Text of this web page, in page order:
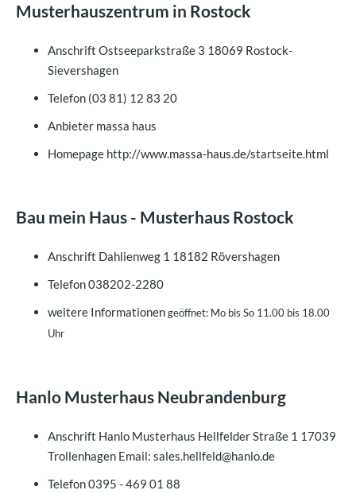
Musterhauszentrum in Rostock
Anschrift Ostseeparkstraße 3 18069 Rostock-
Sievershagen
Telefon (03 81) 12 83 20
Anbieter massa haus
Homepage http://www.massa-haus.de/startseite.html
Bau mein Haus - Musterhaus Rostock
Anschrift Dahlienweg 1 18182 Rövershagen
Telefon038202-2280
weitere Informationen geöffnet: Mo bis So 11.00 bis 18.00
Uhr
Hanlo Musterhaus Neubrandenburg
Anschrift Hanlo Musterhaus Hellfelder Straße 1 17039
Trollenhagen Email: sales.hellfeld@hanlo.de
Telefon0395 - 469 01 88